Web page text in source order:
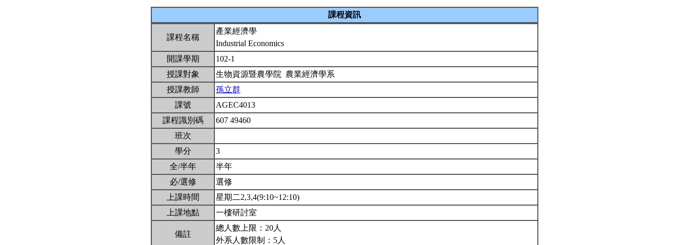
課程資訊
課程名稱
產業經濟學
Industrial Economics
開課學期
102-1
授課對象
生物資源暨農學院 農業經濟學系
授課教師
孫立群
課號
AGEC4013
課程識別碼
607 49460
班次
學分
3
全/半年
半年
必/選修
選修
上課時間
星期二2,3,4(9:10~12:10)
上課地點
一樓研討室
備註
總人數上限：20人
外系人數限制：5人